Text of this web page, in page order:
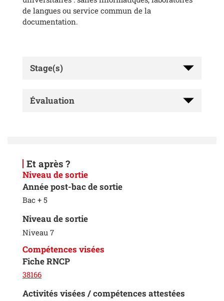
de langues ou service commun de la
documentation.
Stage(s)
Évaluation
Et après ?
Niveau de sortie
Année post-bac de sortie
Bac + 5
Niveau de sortie
Niveau 7
Compétences visées
Fiche RNCP
38166
Activités visées / compétences attestées